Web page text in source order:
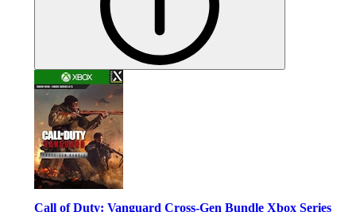
Call of Duty: Vanguard Cross-Gen Bundle Xbox Series